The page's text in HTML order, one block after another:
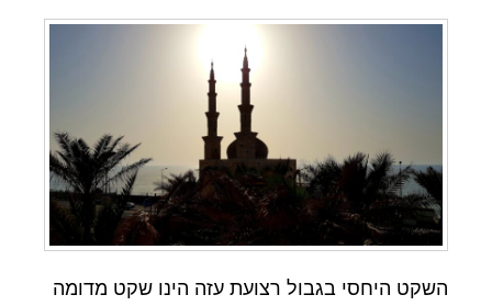
השקט היחסי בגבול רצועת עזה הינו שקט מדומה